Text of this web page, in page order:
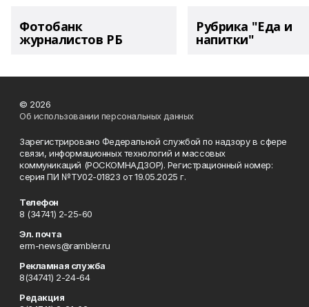
Фотобанк
журналистов РБ
Рубрика "Еда и
напитки"
© 2026
Об использовании персональных данных
Зарегистрировано Федеральной службой по надзору в сфере
связи, информационных технологий и массовых
коммуникаций (РОСКОМНАДЗОР). Регистрационный номер:
серия ПИ №ТУ02-01823 от 19.05.2025 г.
Телефон
8 (34741) 2-25-60
Эл. почта
erm-news@rambler.ru
Рекламная служба
8(34741) 2-24-64
Редакция